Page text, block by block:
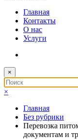
Главная
Контакты
О нас
Услуги
×
×
Главная
Без рубрики
Перевозка
документам и